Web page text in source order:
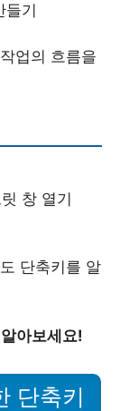
들기
업의 흐름을
창 열기
단축키를 알
아보세요!
단축키